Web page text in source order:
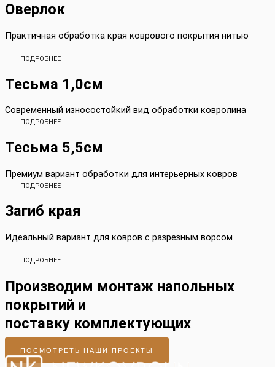
Оверлок
Практичная обработка края коврового покрытия нитью
ПОДРОБНЕЕ
Тесьма 1,0см
Современный износостойкий вид обработки ковролина
ПОДРОБНЕЕ
Тесьма 5,5см
Премиум вариант обработки для интерьерных ковров
ПОДРОБНЕЕ
Загиб края
Идеальный вариант для ковров с разрезным ворсом
ПОДРОБНЕЕ
Производим монтаж напольных
покрытий и
поставку комплектующих
ПОСМОТРЕТЬ НАШИ ПРОЕКТЫ